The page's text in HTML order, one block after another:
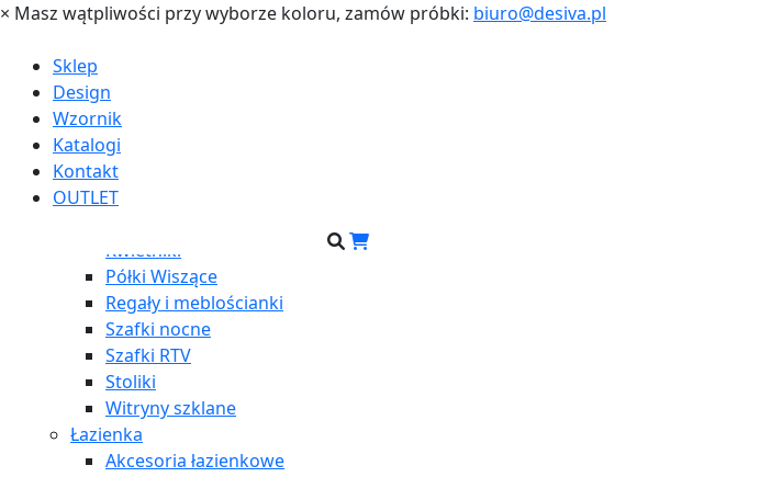
× Masz wątpliwości przy wyborze koloru, zamów próbki: biuro@desiva.pl
Sklep
Design
Wzornik
Katalogi
Kontakt
OUTLET
Sklep
Dom
Biurka
Toaletki
Garderoby
Komody i szafki
Kwietniki
Półki Wiszące
Regały i meblościanki
Szafki nocne
Szafki RTV
Stoliki
Witryny szklane
Łazienka
Akcesoria łazienkowe